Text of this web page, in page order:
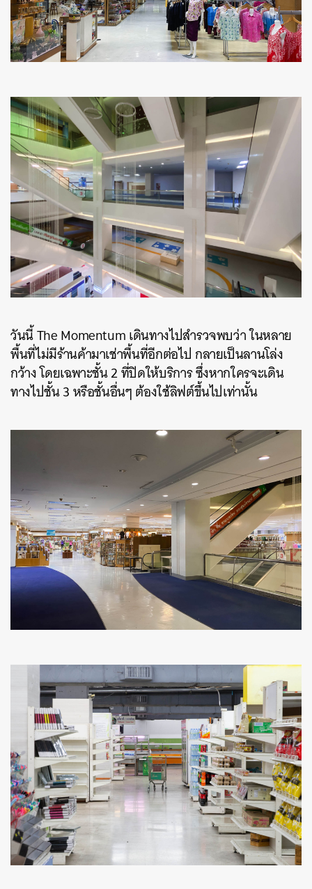
วันนี้ The Momentum เดินทางไปสำรวจพบว่า ในหลาย
พื้นที่ไม่มีร้านค้ามาเช่าพื้นที่อีกต่อไป กลายเป็นลานโล่ง
กว้าง โดยเฉพาะชั้น 2 ที่ปิดให้บริการ ซึ่งหากใครจะเดิน
ทางไปชั้น 3 หรือชั้นอื่นๆ ต้องใช้ลิฟต์ขึ้นไปเท่านั้น